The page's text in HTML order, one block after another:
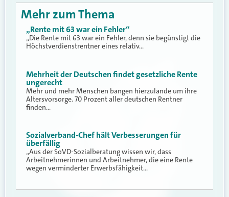
Mehr zum Thema
„Rente mit 63 war ein Fehler“
„Die Rente mit 63 war ein Fehler, denn sie begünstigt die
Höchstverdienstrentner eines relativ…
Mehrheit der Deutschen findet gesetzliche Rente
ungerecht
Mehr und mehr Menschen bangen hierzulande um ihre
Altersvorsorge. 70 Prozent aller deutschen Rentner
finden…
Sozialverband-Chef hält Verbesserungen für
überfällig
„Aus der SoVD-Sozialberatung wissen wir, dass
Arbeitnehmerinnen und Arbeitnehmer, die eine Rente
wegen verminderter Erwerbsfähigkeit…